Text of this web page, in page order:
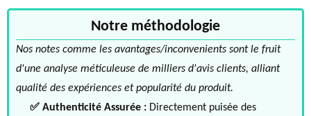
Notre méthodologie
Nos notes comme les avantages/inconvenients sont le fruit
d'une analyse méticuleuse de milliers d'avis clients, alliant
qualité des expériences et popularité du produit.
✅ Authenticité Assurée : Directement puisée des